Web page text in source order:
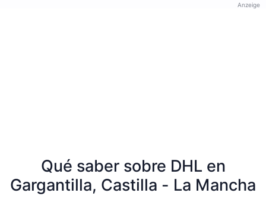
Anzeige
Qué saber sobre DHL en
Gargantilla, Castilla - La Mancha